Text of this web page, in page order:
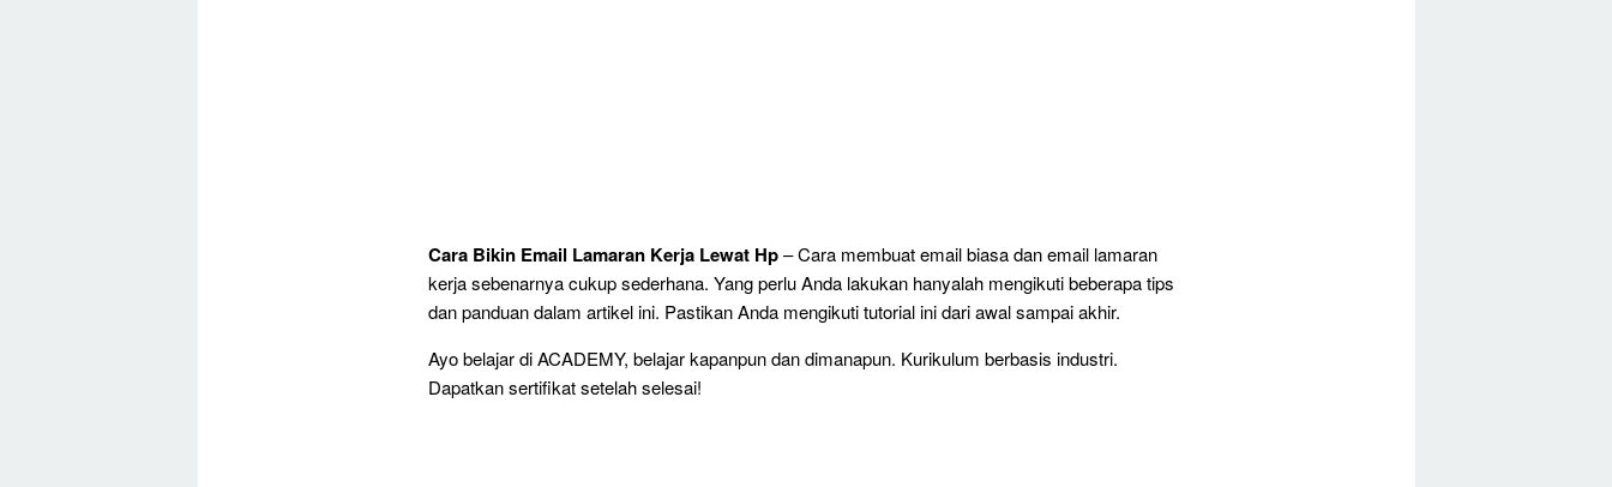
Cara Bikin Email Lamaran Kerja Lewat Hp– Cara membuat email biasa dan email lamaran
kerja sebenarnya cukup sederhana. Yang perlu Anda lakukan hanyalah mengikuti beberapa tips
dan panduan dalam artikel ini. Pastikan Anda mengikuti tutorial ini dari awal sampai akhir.
Ayo belajar di ACADEMY, belajar kapanpun dan dimanapun. Kurikulum berbasis industri.
Dapatkan sertifikat setelah selesai!